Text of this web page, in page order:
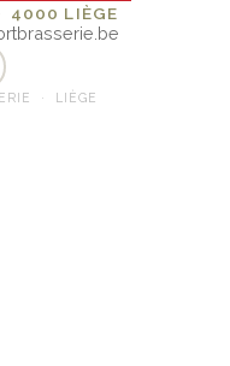
4000 LIÈGE
· LIÈGE